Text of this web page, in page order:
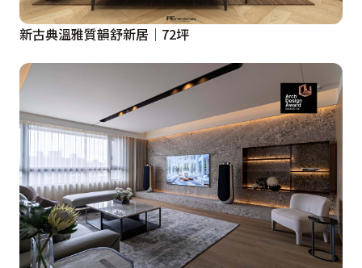
新古典溫雅質韻舒新居│72坪